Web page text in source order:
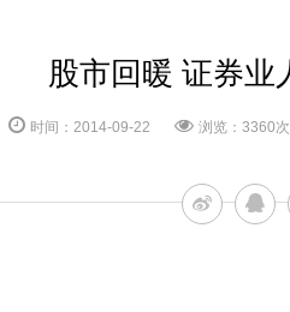
股市回暖 证券业
时间：2014-09-22 浏览：3360次